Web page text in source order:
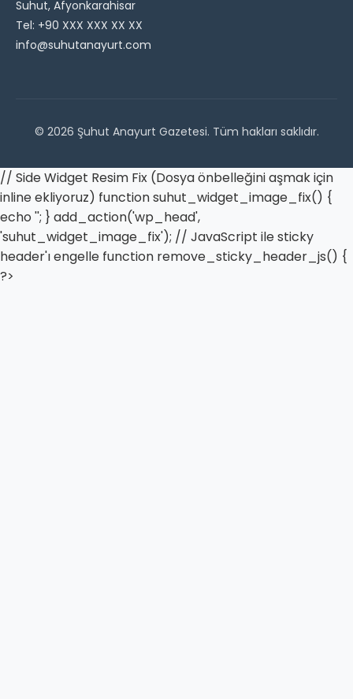
Suhut, Afyonkarahisar
Tel: +90 XXX XXX XX XX
info@suhutanayurt.com
© 2026 Şuhut Anayurt Gazetesi. Tüm hakları saklıdır.
// Side Widget Resim Fix (Dosya önbelleğini aşmak için
inline ekliyoruz) function suhut_widget_image_fix() {
echo ''; } add_action('wp_head',
'suhut_widget_image_fix'); // JavaScript ile sticky
header'ı engelle function remove_sticky_header_js() {
?>